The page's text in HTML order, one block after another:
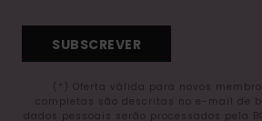
SUBSCREVER
(*) Oferta válida para novos
completas são descritas no e-mail de
dados pessoais serão processados pela